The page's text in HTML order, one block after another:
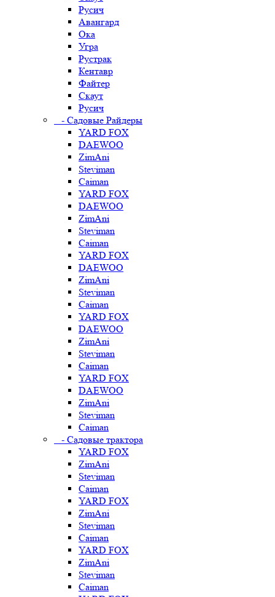
Русич
Авангард
Ока
Угра
Рустрак
Кентавр
Файтер
Скаут
Русич
- Садовые Райдеры
YARD FOX
DAEWOO
ZimAni
Steviman
Caiman
YARD FOX
DAEWOO
ZimAni
Steviman
Caiman
YARD FOX
DAEWOO
ZimAni
Steviman
Caiman
YARD FOX
DAEWOO
ZimAni
Steviman
Caiman
YARD FOX
DAEWOO
ZimAni
Steviman
Caiman
- Садовые трактора
YARD FOX
ZimAni
Steviman
Caiman
YARD FOX
ZimAni
Steviman
Caiman
YARD FOX
ZimAni
Steviman
Caiman